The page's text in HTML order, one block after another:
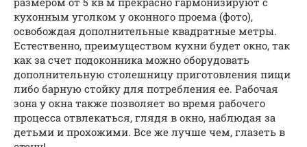
кухонным уголком у оконного проема (фото),
освобождая дополнительные квадратные метры.
Естественно, преимуществом кухни будет окно, так
как за счет подоконника можно оборудовать
дополнительную столешницу приготовления пищи
либо барную стойку для потребления ее. Рабочая
зона у окна также позволяет во время рабочего
процесса отвлекаться, глядя в окно, наблюдая за
детьми и прохожими. Все же лучше чем, глазеть в